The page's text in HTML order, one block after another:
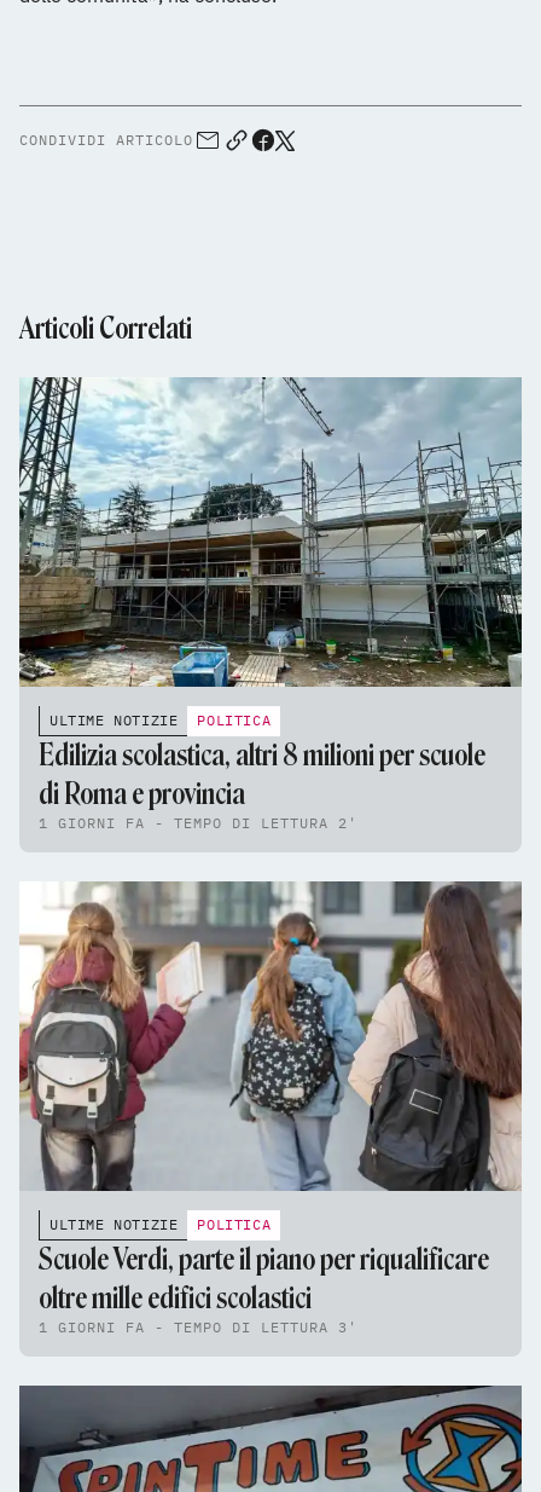
CONDIVIDI ARTICOLO
Articoli Correlati
ULTIME NOTIZIE POLITICA
Edilizia scolastica, altri 8 milioni per scuole
di Roma e provincia
1 GIORNI FA - TEMPO DI LETTURA 2'
ULTIME NOTIZIE POLITICA
Scuole Verdi, parte il piano per riqualificare
oltre mille edifici scolastici
1 GIORNI FA - TEMPO DI LETTURA 3'